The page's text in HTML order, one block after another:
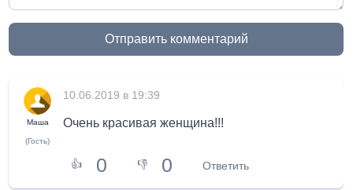
Отправить комментарий
Маша
(Гость)
10.06.2019 в 19:39
Очень красивая женщина!!!
👍 0 👎 0 Ответить